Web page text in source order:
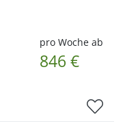
pro Woche ab
846 €